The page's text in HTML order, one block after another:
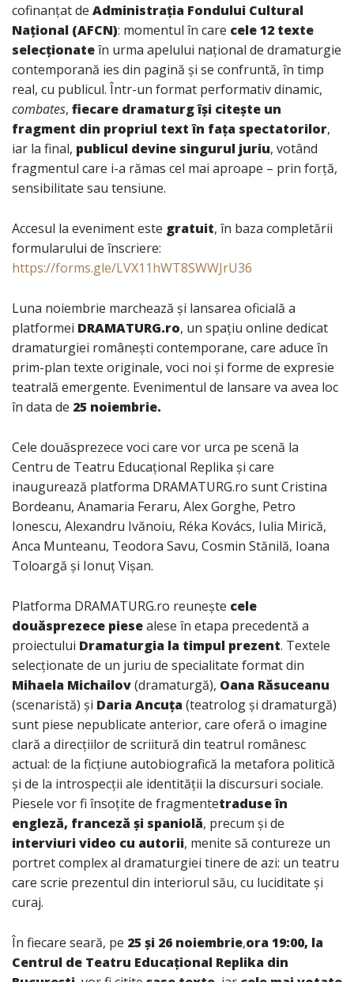
cofinanțat de Administrația Fondului Cultural
Național (AFCN): momentul în care cele 12 texte
selecționateîn urma apelului național de dramaturgie
contemporană ies din pagină și se confruntă, în timp
real, cu publicul. Într-un format performativ dinamic,
combates, fiecare dramaturg își citește un
fragment din propriul text în fața spectatorilor,
iar la final, publicul devine singurul juriu, votând
fragmentul care i-a rămas cel mai aproape – prin forță,
sensibilitate sau tensiune.
Accesul la eveniment este gratuit, în baza completării
formularului de înscriere:
https://forms.gle/LVX11hWT8SWWJrU36
Luna noiembrie marchează și lansarea oficială a
platformei DRAMATURG.ro, un spațiu online dedicat
dramaturgiei românești contemporane, care aduce în
prim-plan texte originale, voci noi și forme de expresie
teatrală emergente. Evenimentul de lansare va avea loc
în data de 25 noiembrie.
Cele douăsprezece voci care vor urca pe scenă la
Centru de Teatru Educațional Replika și care
inaugurează platforma DRAMATURG.ro sunt Cristina
Bordeanu, Anamaria Feraru, Alex Gorghe, Petro
Ionescu, Alexandru Ivănoiu, Réka Kovács, Iulia Mirică,
Anca Munteanu, Teodora Savu, Cosmin Stănilă, Ioana
Toloargă și Ionuț Vișan.
Platforma DRAMATURG.ro reunește cele
douăsprezece piesealese în etapa precedentă a
proiectului Dramaturgia la timpul prezent. Textele
selecționate de un juriu de specialitate format din
Mihaela Michailov(dramaturgă), Oana Răsuceanu
(scenaristă) și Daria Ancuța(teatrolog și dramaturgă)
sunt piese nepublicate anterior, care oferă o imagine
clară a direcțiilor de scriitură din teatrul românesc
actual: de la ficțiune autobiografică la metafora politică
și de la introspecții ale identității la discursuri sociale.
Piesele vor fi însoțite de fragmentetraduse în
engleză, franceză și spaniolă, precum și de
interviuri video cu autorii, menite să contureze un
portret complex al dramaturgiei tinere de azi: un teatru
care scrie prezentul din interiorul său, cu luciditate și
curaj.
În fiecare seară, pe 25 și 26 noiembrie,ora 19:00, la
Centrul de Teatru Educațional Replika din